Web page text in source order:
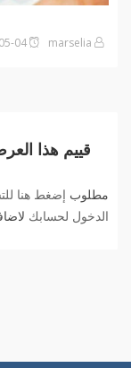
قييم هذا
مطلوب إضغط هنا
الدخول لحسابك